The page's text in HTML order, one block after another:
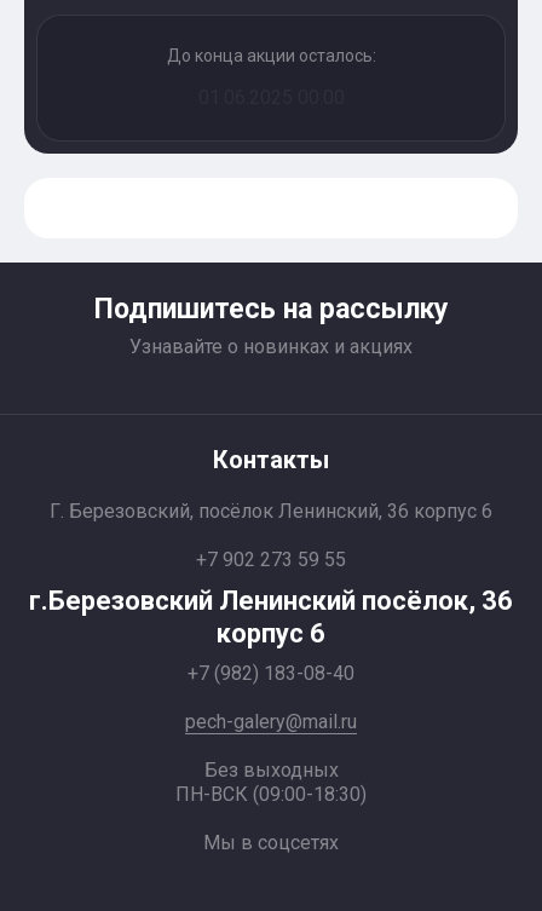
До конца акции осталось:
Подпишитесь на рассылку
Узнавайте о новинках и акциях
Контакты
Г. Березовский, посёлок Ленинский, 36 корпус 6
+7 902 273 59 55
г.Березовский Ленинский посёлок, 36
корпус 6
+7 (982) 183-08-40
pech-galery@mail.ru
Без выходных
ПН-ВСК (09:00-18:30)
Мы в соцсетях